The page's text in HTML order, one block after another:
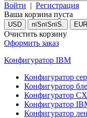
Войти | Регистрация
Ваша корзина пуста
USD пїЅпїЅпїЅ. EUR
Очистить корзину
Оформить заказ
Конфигуратор IBM
Конфигуратор
Конфигуратор
Конфигуратор
Конфигуратор
Конфигуратор